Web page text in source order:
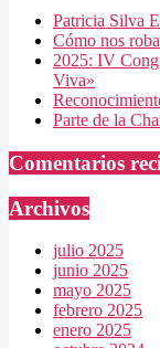
Patricia Silva
Cómo nos
2025: IV
Viva»
Parte de la
Comentarios
Archivos
julio 2025
junio 2025
mayo 2025
febrero 2025
enero 2025